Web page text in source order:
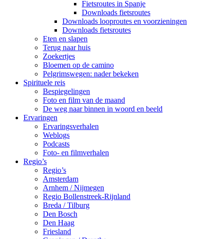
Fietsroutes in Spanje
Downloads fietsroutes
Downloads looproutes en voorzieningen
Downloads fietsroutes
Eten en slapen
Terug naar huis
Zoekertjes
Bloemen op de camino
Pelgrimswegen: nader bekeken
Spirituele reis
Bespiegelingen
Foto en film van de maand
De weg naar binnen in woord en beeld
Ervaringen
Ervaringsverhalen
Weblogs
Podcasts
Foto- en filmverhalen
Regio’s
Regio’s
Amsterdam
Arnhem / Nijmegen
Regio Bollenstreek-Rijnland
Breda / Tilburg
Den Bosch
Den Haag
Friesland